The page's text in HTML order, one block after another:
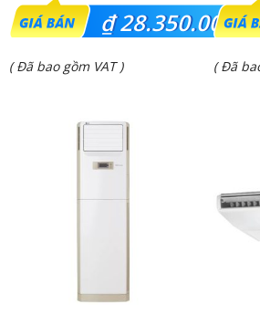
Giá
gốc
là:
₫28.350.000
Giá
( Đã bao gồm VAT )
Giá
gốc
là:
Giá
₫
( Đã